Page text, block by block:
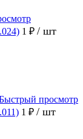
1 ₽ / шт
просмотр
1 ₽ / шт